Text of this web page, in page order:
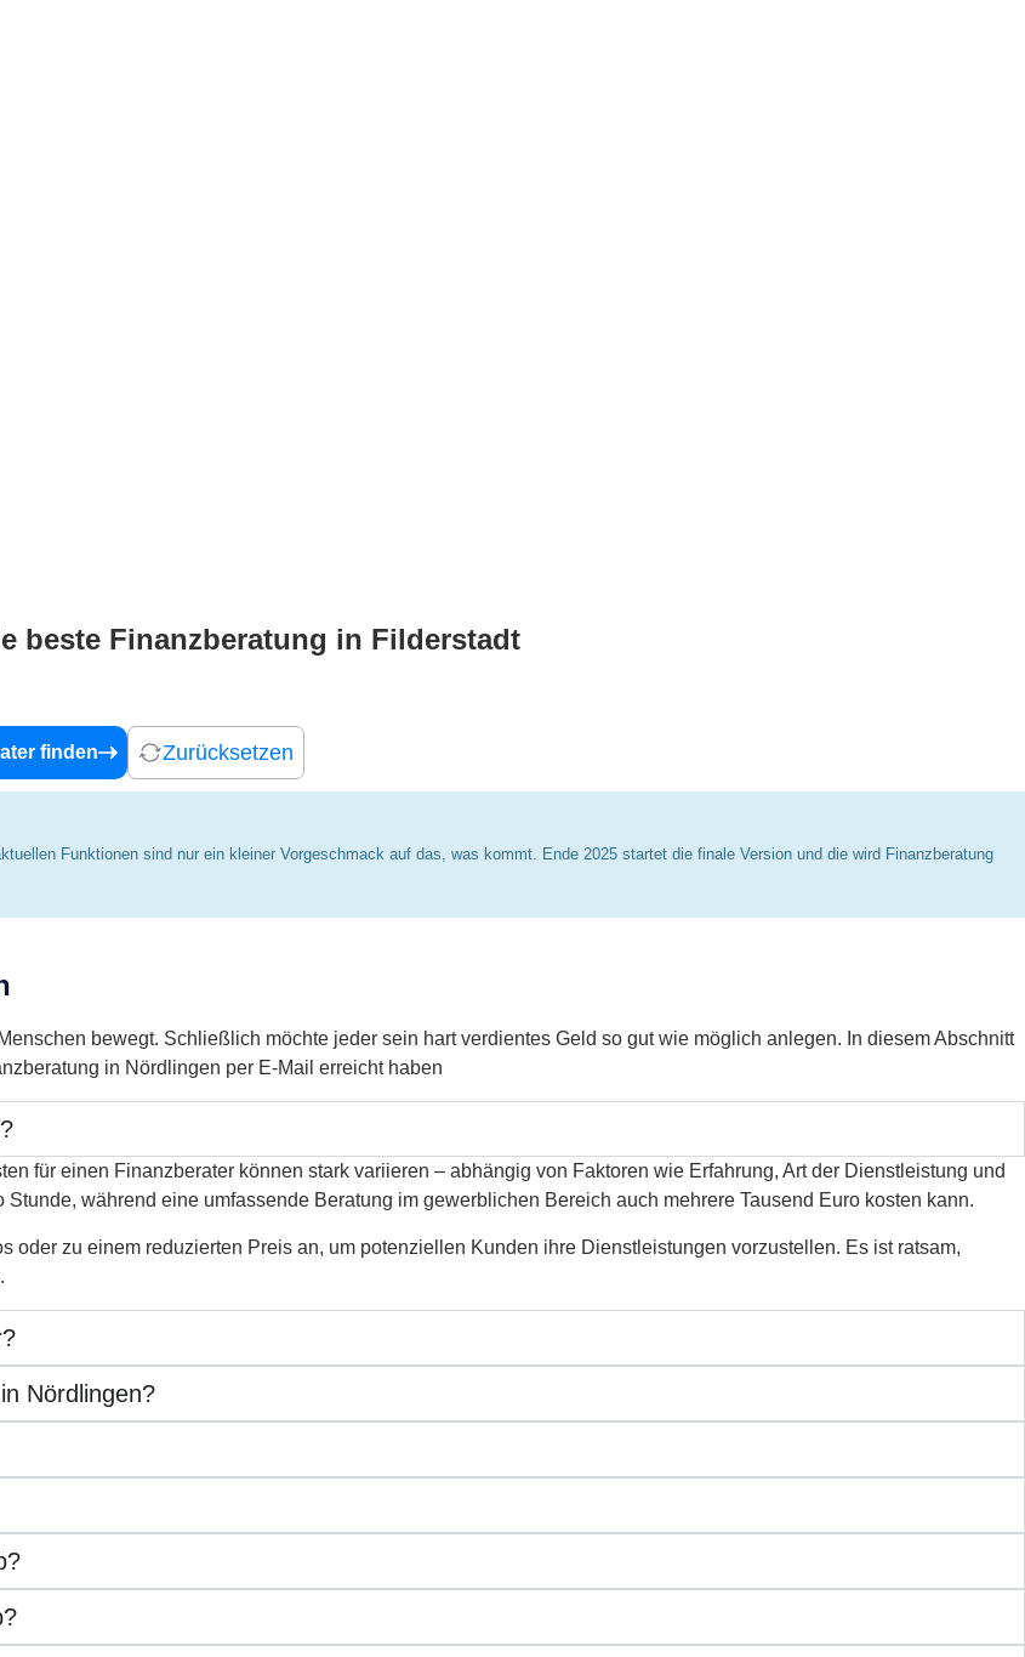
beste Finanzberatung in Filderstadt
finden Zurücksetzen
Funktionen sind nur ein kleiner Vorgeschmack auf das, was kommt. Ende 2025 startet die finale Version und die wird Finanzberatung
bewegt. Schließlich möchte jeder sein hart verdientes Geld so gut wie möglich anlegen. In diesem Abschnitt
in Nördlingen per E-Mail erreicht haben
für einen Finanzberater können stark variieren – abhängig von Faktoren wie Erfahrung, Art der Dienstleistung und
während eine umfassende Beratung im gewerblichen Bereich auch mehrere Tausend Euro kosten kann.
oder zu einem reduzierten Preis an, um potenziellen Kunden ihre Dienstleistungen vorzustellen. Es ist ratsam,
Nördlingen?